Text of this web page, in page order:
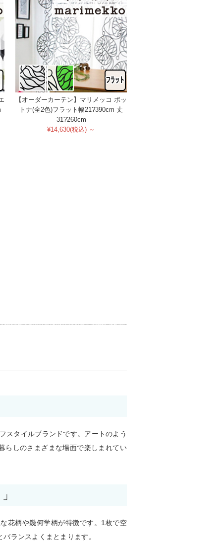
【オーダーカーテン】マリメッコ ボッ
トナ(全2色)フラット幅21?390cm 丈
31?260cm
¥14,630(税込) ～
スタイルブランドです。アートのよう
らしのさまざまな場面で楽しまれてい
花柄や幾何学柄が特徴です。1枚で空
ランスよくまとまります。